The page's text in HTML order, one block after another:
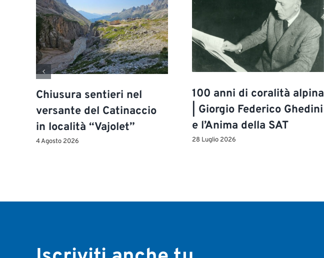
Chiusura sentieri nel
versante del Catinaccio
in località “Vajolet”
4 Agosto 2026
100 anni di coralità alpina
| Giorgio Federico Ghedini
e l’Anima della SAT
28 Luglio 2026